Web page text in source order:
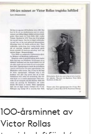
100-årsminnet av
Victor Rollas